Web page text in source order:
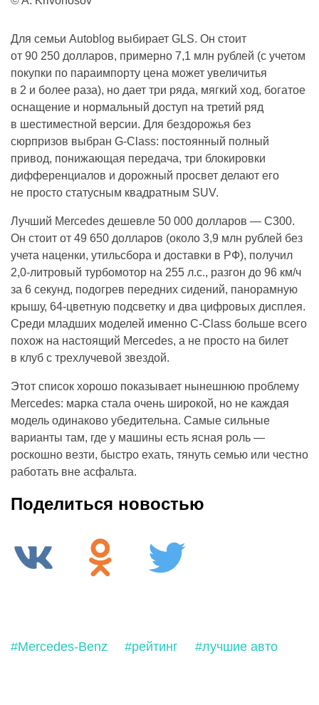
Для семьи Autoblog выбирает GLS. Он стоит
от 90 250 долларов, примерно 7,1 млн рублей (с учетом
покупки по параимпорту цена может увеличитья
в 2 и более раза), но дает три ряда, мягкий ход, богатое
оснащение и нормальный доступ на третий ряд
в шестиместной версии. Для бездорожья без
сюрпризов выбран G-Class: постоянный полный
привод, понижающая передача, три блокировки
дифференциалов и дорожный просвет делают его
не просто статусным квадратным SUV.
Лучший Mercedes дешевле 50 000 долларов — C300.
Он стоит от 49 650 долларов (около 3,9 млн рублей без
учета наценки, утильсбора и доставки в РФ), получил
2,0-литровый турбомотор на 255 л.с., разгон до 96 км/ч
за 6 секунд, подогрев передних сидений, панорамную
крышу, 64-цветную подсветку и два цифровых дисплея.
Среди младших моделей именно C-Class больше всего
похож на настоящий Mercedes, а не просто на билет
в клуб с трехлучевой звездой.
Этот список хорошо показывает нынешнюю проблему
Mercedes: марка стала очень широкой, но не каждая
модель одинаково убедительна. Самые сильные
варианты там, где у машины есть ясная роль —
роскошно везти, быстро ехать, тянуть семью или честно
работать вне асфальта.
Поделиться новостью
#Mercedes-Benz #рейтинг #лучшие авто